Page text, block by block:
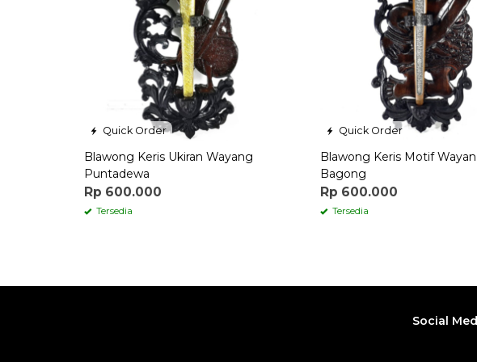
Quick Order
Blawong Keris Ukiran Wayang
Puntadewa
Rp 600.000
Tersedia
Quick Order
Blawong Keris Motif
Bagong
Rp 600.000
Tersedia
Social